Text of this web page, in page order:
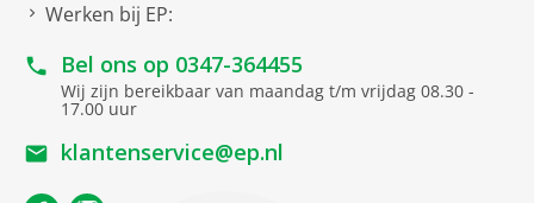
Werken bij EP:
Bel ons op 0347-364455
Wij zijn bereikbaar van maandag t/m vrijdag 08.30 -
17.00 uur
klantenservice@ep.nl